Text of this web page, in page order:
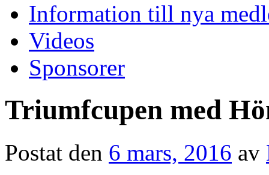
Information till nya
Videos
Sponsorer
Triumfcupen med
Postat den 6 mars, 2016 av